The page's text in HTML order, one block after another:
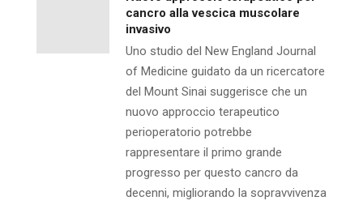
cancro alla vescica muscolare
invasivo
Uno studio del New England Journal
of Medicine guidato da un ricercatore
del Mount Sinai suggerisce che un
nuovo approccio terapeutico
perioperatorio potrebbe
rappresentare il primo grande
progresso per questo cancro da
decenni, migliorando la sopravvivenza